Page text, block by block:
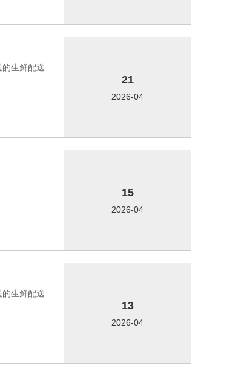
生鲜配送
21
2026-04
15
2026-04
生鲜配送
13
2026-04